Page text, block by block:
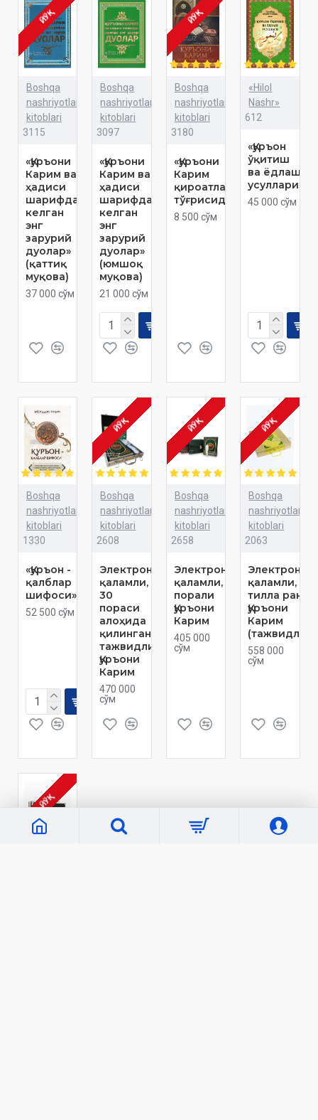
ЙЎҚ
Boshqa
nashriyotlar
kitoblari
3115
«Қуръони
Карим ва
ҳадиси
шарифда
келган
энг
зарурий
дуолар»
(қаттиқ
муқова)
37 000 сўм
Boshqa
nashriyotlar
kitoblari
3097
«Қуръони
Карим ва
ҳадиси
шарифда
келган
энг
зарурий
дуолар»
(юмшоқ
муқова)
21 000 сўм
ЙЎҚ
Boshqa
nashriyotlar
kitoblari
3180
«Қуръони
Карим
қироатлари
тўғрисида»
8 500 сўм
«Hilol
Nashr»
612
«Қуръон
ўқитиш
ва ёдлаш
усуллари»
45 000 сўм
Boshqa
nashriyotlar
kitoblari
1330
«Қуръон -
қалблар
шифоси»
52 500 сўм
ЙЎҚ
Boshqa
nashriyotlar
kitoblari
2608
Электрон
қаламли,
30
пораси
алоҳида
қилинган,
тажвидли
Қуръони
Карим
470 000
сўм
ЙЎҚ
Boshqa
nashriyotlar
kitoblari
2658
Электрон
қаламли,
порали
Қуръони
Карим
405 000
сўм
ЙЎҚ
Boshqa
nashriyotlar
kitoblari
2063
Электрон
қаламли,
тилла ранг,
Қуръони
Карим
(тажвидли)
558 000
сўм
ЙЎҚ